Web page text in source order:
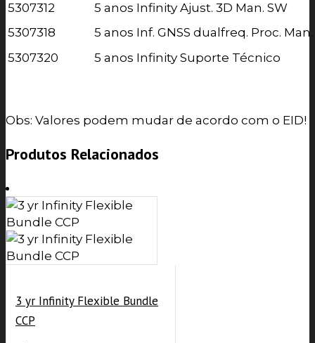
5307312
5 anos Infinity Ajust. 3D Man. SW
5307318
5 anos Inf. GNSS dualfreq. Proc. Man.
5307320
5 anos Infinity Suporte Técnico
Obs: Valores podem mudar de acordo com o EID!
Produtos Relacionados
3 yr Infinity Flexible Bundle
CCP